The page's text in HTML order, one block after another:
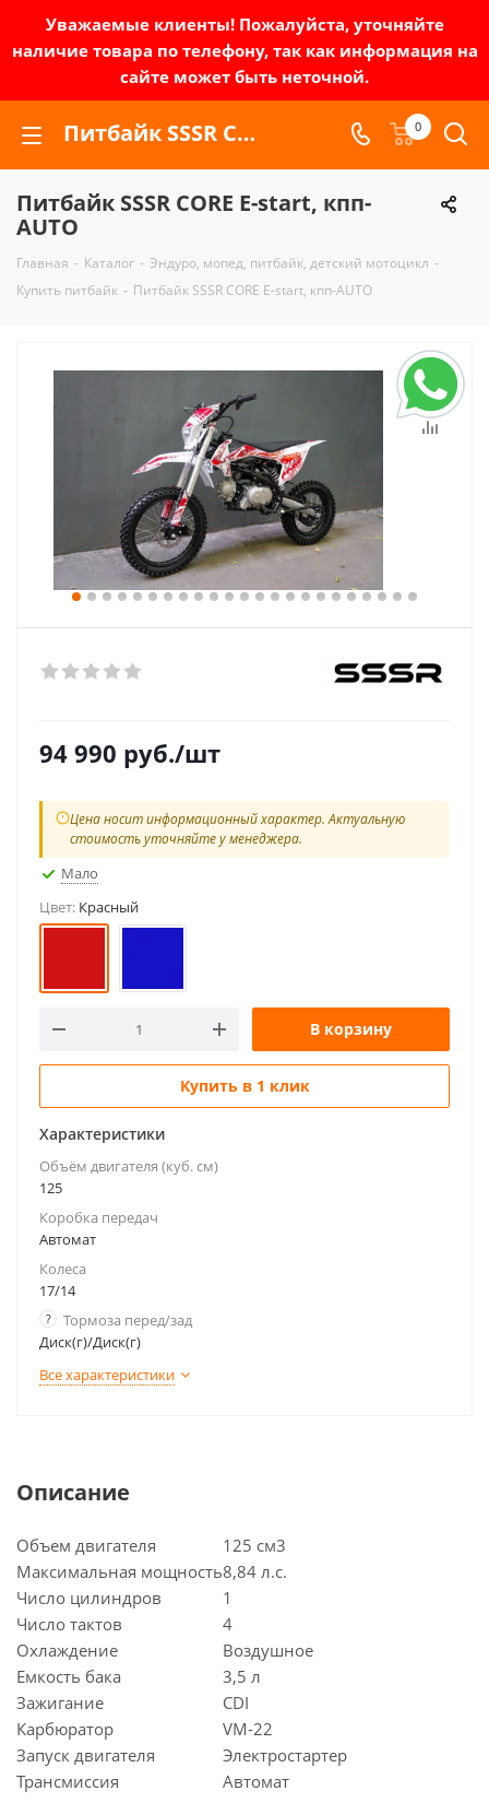
Уважаемые клиенты! Пожалуйста, уточняйте
наличие товара по телефону, так как информация на
сайте может быть неточной.
Питбайк SSSR CORE E-start, кпп-AUTO | Зел-мото 0
Питбайк SSSR CORE E-start, кпп-
AUTO
Главная - Каталог - Эндуро, мопед, питбайк, детский мотоцикл -
Купить питбайк - Питбайк SSSR CORE E-start, кпп-AUTO
94 990 руб./шт
Цена носит информационный характер. Актуальную
стоимость уточняйте у менеджера.
Мало
Цвет: Красный
В корзину
Купить в 1 клик
Характеристики
Объём двигателя (куб. см)
125
Коробка передач
Автомат
Колеса
17/14
?
Тормоза перед/зад
Диск(г)/Диск(г)
Все характеристики
Описание
Объем двигателя
125 см3
Максимальная мощность8,84 л.с.
Число цилиндров
1
Число тактов
4
Охлаждение
Воздушное
Емкость бака
3,5 л
Зажигание
CDI
Карбюратор
VM-22
Запуск двигателя
Электростартер
Трансмиссия
Автомат